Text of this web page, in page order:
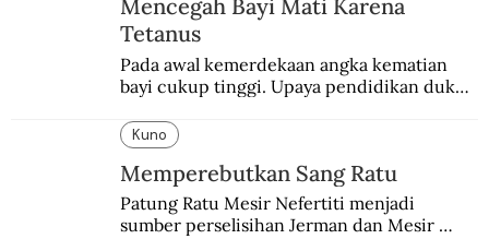
Mencegah Bayi Mati Karena
Tetanus
Pada awal kemerdekaan angka kematian
bayi cukup tinggi. Upaya pendidikan dukun
Kuno
Memperebutkan Sang Ratu
Patung Ratu Mesir Nefertiti menjadi
sumber perselisihan Jerman dan Mesir